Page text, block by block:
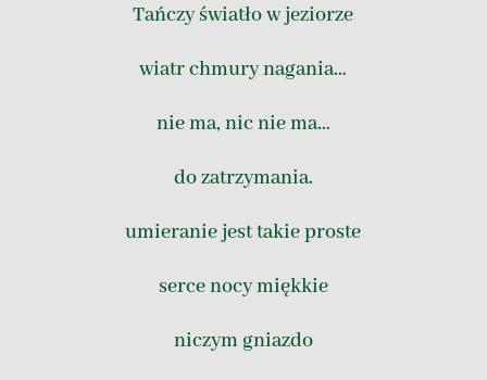
Tańczy światło w jeziorze
wiatr chmury nagania…
nie ma, nic nie ma…
do zatrzymania.
umieranie jest takie proste
serce nocy miękkie
niczym gniazdo